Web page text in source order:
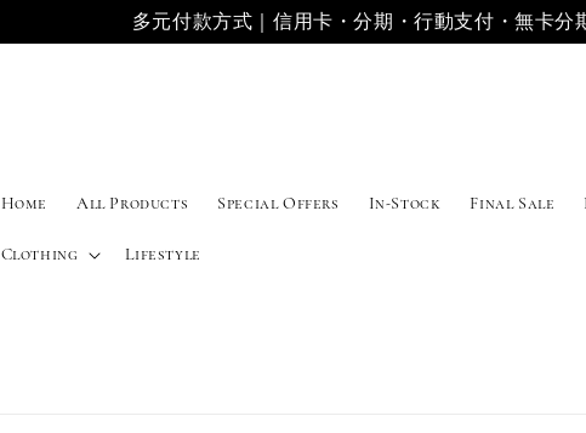
多元付款方式｜信用卡・分期・行動支付・無卡分
Home All Products Special Offers In-Stock Final Sale
Clothing Lifestyle